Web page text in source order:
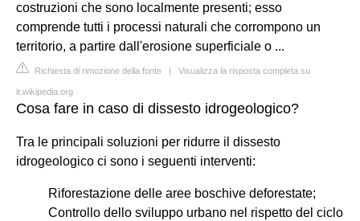
costruzioni che sono localmente presenti; esso
comprende tutti i processi naturali che corrompono un
territorio, a partire dall'erosione superficiale o ...
Richiesta di rimozione della fonte | Visualizza la risposta completa su
it.wikipedia.org
Cosa fare in caso di dissesto idrogeologico?
Tra le principali soluzioni per ridurre il dissesto
idrogeologico ci sono i seguenti interventi:
Riforestazione delle aree boschive deforestate;
Controllo dello sviluppo urbano nel rispetto del ciclo